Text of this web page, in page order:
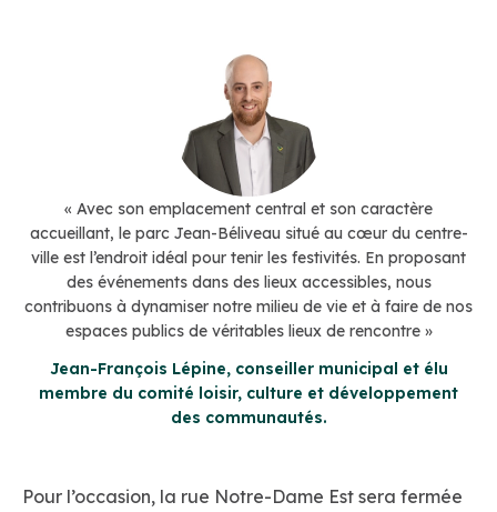
« Avec son emplacement central et son caractère
accueillant, le parc Jean-Béliveau situé au cœur du centre-
ville est l’endroit idéal pour tenir les festivités. En proposant
des événements dans des lieux accessibles, nous
contribuons à dynamiser notre milieu de vie et à faire de nos
espaces publics de véritables lieux de rencontre »
Jean-François Lépine, conseiller municipal et élu
membre du comité loisir, culture et développement
des communautés.
Pour l’occasion, la rue Notre-Dame Est sera fermée